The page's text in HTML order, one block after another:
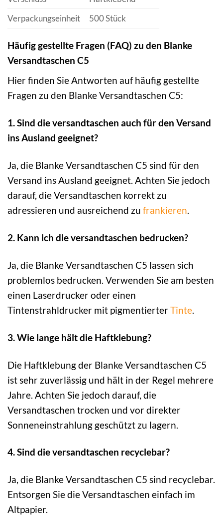
Verpackungseinheit
500 Stück
Häufig gestellte Fragen (FAQ) zu den Blanke
Versandtaschen C5
Hier finden Sie Antworten auf häufig gestellte
Fragen zu den Blanke Versandtaschen C5:
1. Sind die versandtaschen auch für den Versand
ins Ausland geeignet?
Ja, die Blanke Versandtaschen C5 sind für den
Versand ins Ausland geeignet. Achten Sie jedoch
darauf, die Versandtaschen korrekt zu
adressieren und ausreichend zu frankieren.
2. Kann ich die versandtaschen bedrucken?
Ja, die Blanke Versandtaschen C5 lassen sich
problemlos bedrucken. Verwenden Sie am besten
einen Laserdrucker oder einen
Tintenstrahldrucker mit pigmentierterTinte.
3. Wie lange hält die Haftklebung?
Die Haftklebung der Blanke Versandtaschen C5
ist sehr zuverlässig und hält in der Regel mehrere
Jahre. Achten Sie jedoch darauf, die
Versandtaschen trocken und vor direkter
Sonneneinstrahlung geschützt zu lagern.
4. Sind die versandtaschen recyclebar?
Ja, die Blanke Versandtaschen C5 sind recyclebar.
Entsorgen Sie die Versandtaschen einfach im
Altpapier.